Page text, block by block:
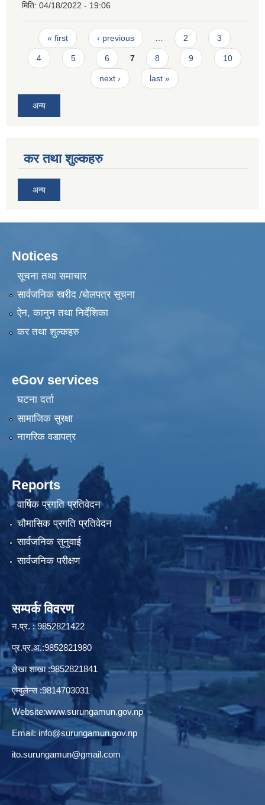
मिति: 04/18/2022 - 19:06
Pages
« first ‹ previous 2 3
4 5 6 7 8 9 10
next › last »
अन्य
कर तथा शुल्कहरु
अन्य
Notices
सूचना तथा समाचार
सार्वजनिक खरीद /बोलपत्र सूचना
ऐन, कानुन तथा निर्देशिका
कर तथा शुल्कहरु
eGov services
घटना दर्ता
सामाजिक सुरक्षा
नागरिक वडापत्र
Reports
वार्षिक प्रगति प्रतिवेदन
चौमासिक प्रगति प्रतिवेदन
सार्वजनिक सुनुवाई
सार्वजनिक परीक्षण
सम्पर्क विवरण
न.प्र. : 9852821422
प्र.प्र.अ.:9852821980
लेखा शाखा :9852821841
एम्बुलेन्स :9814703031
Website:www.surungamun.gov.np
Email: info@surungamun.gov.np
ito.surungamun@gmail.com